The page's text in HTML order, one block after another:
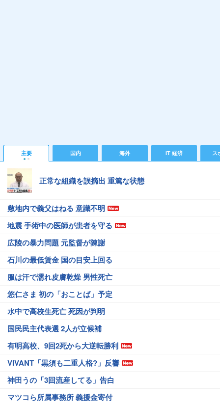
主要 国内 海外 IT 経済 ス
正常な組織を誤摘出 重篤な状態
敷地内で義父はねる 意識不明
地震 手術中の医師が患者を守る
広陵の暴力問題 元監督が陳謝
石川の最低賃金 国の目安上回る
服は汗で濡れ皮膚乾燥 男性死亡
悠仁さま 初の「おことば」予定
水中で高校生死亡 死因が判明
国民民主代表選 2人が立候補
有明高校、9回2死から大逆転勝利
VIVANT「黒須も二重人格?」反響
神田うの「3回流産してる」告白
マツコら所属事務所 義援金寄付